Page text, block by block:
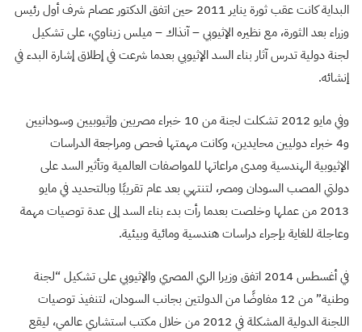
البداية كانت عقب ثورة يناير 2011 حين اتفق الدكتور عصام شرف أول رئيس
وزراء بعد الثورة، مع نظيره الإثيوبي – آنذاك – ميلس زيناوي، على تشكيل
لجنة دولية تدرس آثار بناء السد الإثيوبي بعدما شرعت في إطلاق إشارة البدء في
إنشائه.
وفي مايو 2012 تشكلت لجنة من 10 خبراء مصريين وإثيوبيين وسودانيين
و4 خبراء دوليين محايدين، وكانت مهمتها فحص ومراجعة الدراسات
الإثيوبية الهندسية ومدى مراعاتها للمواصفات العالمية وتأثير السد على
دولتي المصب السودان ومصر، لتنتهي بعد عام تقريبًا وبالتحديد في مايو
2013 من عملها وخلصت بعدما رأت بدء بناء السد إلى عدة توصيات مهمة
وعاجلة للغاية بإجراء دراسات هندسية ومائية وبيئية.
في أغسطس 2014 اتفق وزيرا الري المصري والإثيوبي على تشكيل “لجنة
وطنية” من 12 مفاوضًا من الدولتين بجانب السودان، لتنفيذ توصيات
اللجنة الدولية المشكلة في 2012 من خلال مكتب استشاري عالمي، ليقع